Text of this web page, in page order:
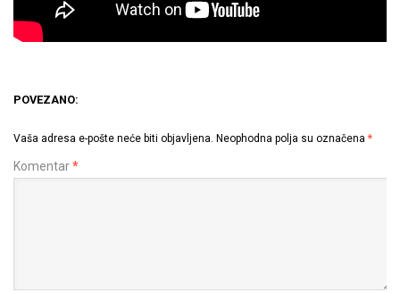
POVEZANO:
Vaša adresa e-pošte neće biti objavljena. Neophodna polja su označena *
Komentar*